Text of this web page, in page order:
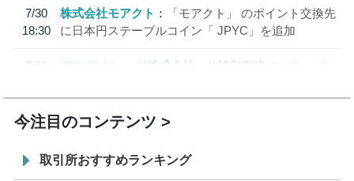
7/30
18:30
株式会社モアクト
「モアクト」 のポイント交換先
に日本円ステーブルコイン「 JPYC」を追加
7/29
SBI VCトレード株式会社
信託型円建てステーブル
今注目のコンテンツ
取引所おすすめランキング